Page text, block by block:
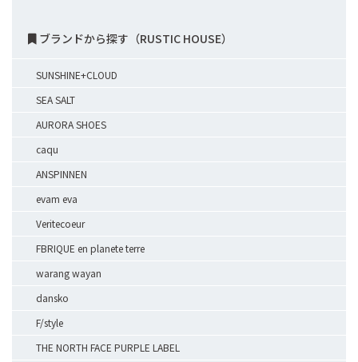
ブランドから探す（RUSTIC HOUSE）
SUNSHINE+CLOUD
SEA SALT
AURORA SHOES
caqu
ANSPINNEN
evam eva
Veritecoeur
FBRIQUE en planete terre
warang wayan
dansko
F/style
THE NORTH FACE PURPLE LABEL